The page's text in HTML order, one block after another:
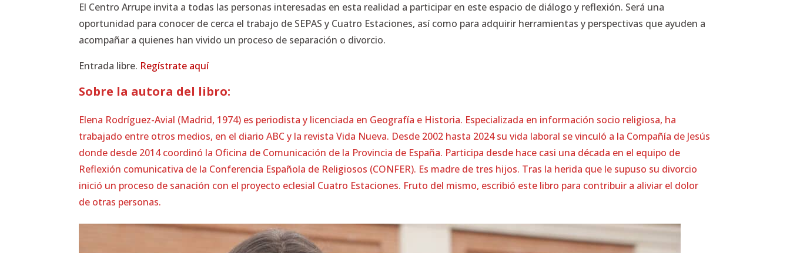
El Centro Arrupe invita a todas las personas interesadas en esta realidad a participar en este espacio de diálogo y reflexión. Será una
oportunidad para conocer de cerca el trabajo de SEPAS y Cuatro Estaciones, así como para adquirir herramientas y perspectivas que ayuden a
acompañar a quienes han vivido un proceso de separación o divorcio.
Entrada libre. Regístrate aquí
Sobre la autora del libro:
Elena Rodríguez-Avial (Madrid, 1974) es periodista y licenciada en Geografía e Historia. Especializada en información socio religiosa, ha
trabajado entre otros medios, en el diario ABC y la revista Vida Nueva. Desde 2002 hasta 2024 su vida laboral se vinculó a la Compañía de Jesús
donde desde 2014 coordinó la Oficina de Comunicación de la Provincia de España. Participa desde hace casi una década en el equipo de
Reflexión comunicativa de la Conferencia Española de Religiosos (CONFER). Es madre de tres hijos. Tras la herida que le supuso su divorcio
inició un proceso de sanación con el proyecto eclesial Cuatro Estaciones. Fruto del mismo, escribió este libro para contribuir a aliviar el dolor
de otras personas.